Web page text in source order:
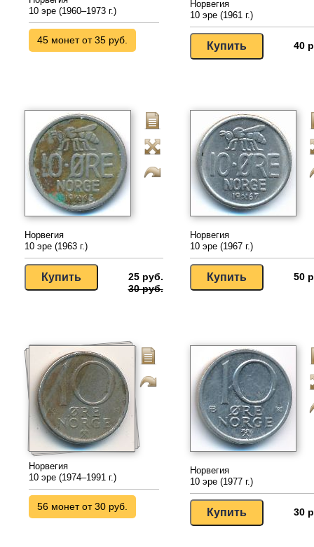
10 эре (1960–1973 г.)
45 монет от 35 руб.
Норвегия
10 эре (1961 г.)
40
Норвегия
10 эре (1963 г.)
25 руб.
30 руб.
Норвегия
10 эре (1967 г.)
50
Норвегия
10 эре (1974–1991 г.)
56 монет от 30 руб.
Норвегия
10 эре (1977 г.)
30